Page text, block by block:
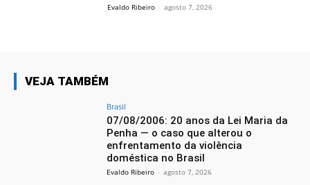
Evaldo Ribeiro - agosto 7, 2026
VEJA TAMBÉM
Brasil
07/08/2006: 20 anos da Lei Maria da
Penha — o caso que alterou o
enfrentamento da violência
doméstica no Brasil
Evaldo Ribeiro - agosto 7, 2026